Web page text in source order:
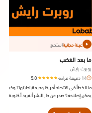
عينة مجانيةاستمع
ما بعد الغضب
روبرت رايش
14 دقيقة قراءة
·
5.0
ما الخطأ في اقتصاد أمريكا وديمقراطيتها؟ وكيف
يمكن إصلاحه؟ صدر عن دار النشر ألفريد أ.كنوبف،